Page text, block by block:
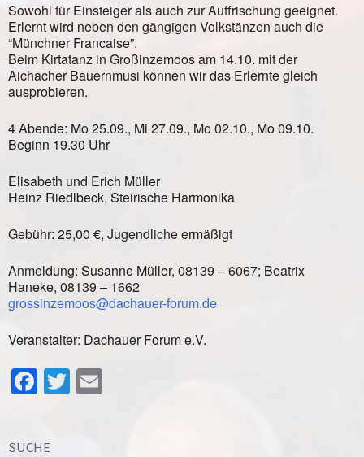
Sowohl für Einsteiger als auch zur Auffrischung geeignet.
Erlernt wird neben den gängigen Volkstänzen auch die
“Münchner Francaise”.
Beim Kirtatanz in Großinzemoos am 14.10. mit der
Aichacher Bauernmusi können wir das Erlernte gleich
ausprobieren.
4 Abende: Mo 25.09., Mi 27.09., Mo 02.10., Mo 09.10.
Beginn 19.30 Uhr
Elisabeth und Erich Müller
Heinz Riedlbeck, Steirische Harmonika
Gebühr: 25,00 €, Jugendliche ermäßigt
Anmeldung: Susanne Müller, 08139 – 6067; Beatrix
Haneke, 08139 – 1662
grossinzemoos@dachauer-forum.de
Veranstalter: Dachauer Forum e.V.
Facebook
Twitter
SUCHE